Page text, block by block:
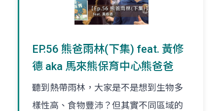
EP.56 熊爸雨林(下集) feat. 黃修
德 aka 馬來熊保育中心熊爸爸
聽到熱帶雨林，大家是不是想到生物多
樣性高、食物豐沛？但其實不同區域的